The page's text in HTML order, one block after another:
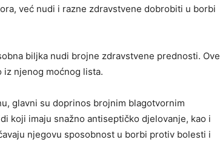
već nudi i razne zdravstvene dobrobiti u borbi
biljka nudi brojne zdravstvene prednosti. Ove
njenog moćnog lista.
glavni su doprinos brojnim blagotvornim
koji imaju snažno antiseptičko djelovanje, kao i
njegovu sposobnost u borbi protiv bolesti i